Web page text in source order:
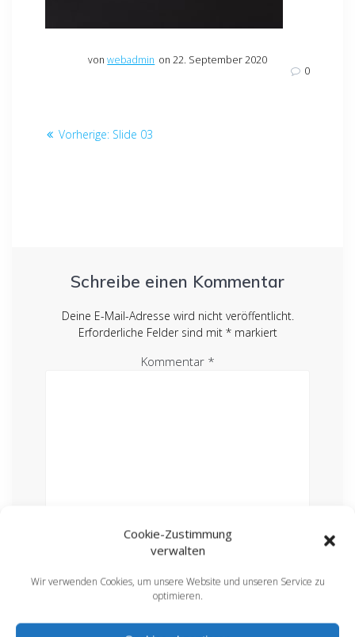
Cookie-Zustimmung
verwalten
Wir verwenden Cookies, um unsere Website und unseren Service zu
optimieren.
vonwebadmin on 22. September 2020
0
Beitragsnavigation
Vorherige: Vorheriger
Slide 03
Schreibe einen Kommentar
Deine E-Mail-Adresse wird nicht veröffentlicht.
Erforderliche Felder sind mit *markiert
Kommentar *
Name*
E-Mail-Adresse